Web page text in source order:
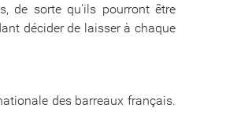
de sorte qu'ils pourront être
décider de laisser à chaque
des barreaux français.